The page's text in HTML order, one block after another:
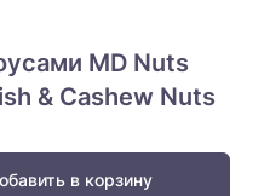
MD Nuts
& Cashew Nuts
в корзину